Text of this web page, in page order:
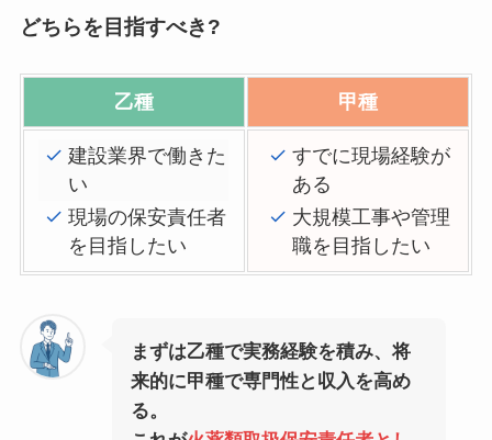
どちらを目指すべき?
乙種 甲種
建設業界で働きた
い
現場の保安責任者
を目指したい
すでに現場経験が
ある
大規模工事や管理
職を目指したい
まずは乙種で実務経験を積み、将
来的に甲種で専門性と収入を高め
る。